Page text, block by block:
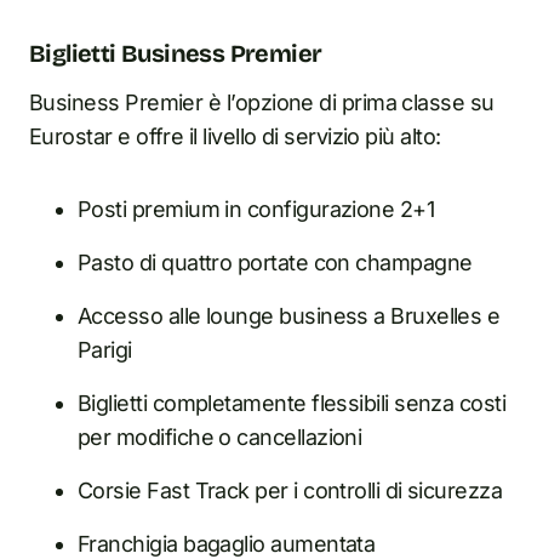
Biglietti Business Premier
Business Premier è l’opzione di prima classe su
Eurostar e offre il livello di servizio più alto:
Posti premium in configurazione 2+1
Pasto di quattro portate con champagne
Accesso alle lounge business a Bruxelles e
Parigi
Biglietti completamente flessibili senza costi
per modifiche o cancellazioni
Corsie Fast Track per i controlli di sicurezza
Franchigia bagaglio aumentata